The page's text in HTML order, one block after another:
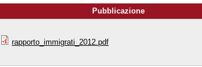
Pubblicazione
rapporto_immigrati_2012.pdf